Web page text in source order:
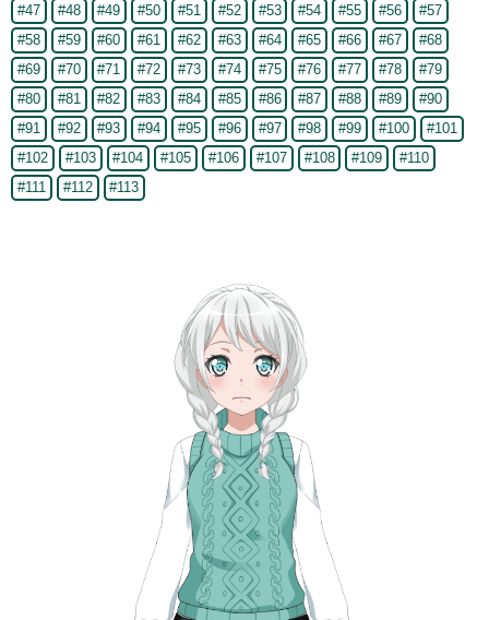
#47
#48 #49 #50 #51 #52 #53 #54 #55 #56
#57
#58
#59 #60 #61 #62 #63 #64 #65 #66 #67
#68
#69
#70 #71 #72 #73 #74 #75 #76 #77 #78
#79
#80
#81 #82 #83 #84 #85 #86 #87 #88 #89
#90
#91
#92 #93 #94 #95 #96 #97 #98 #99 #100
#101
#102
#103 #104 #105 #106 #107 #108 #109
#110
#111
#112 #113